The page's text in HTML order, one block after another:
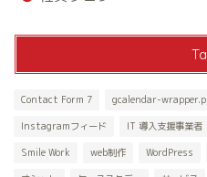
Contact Form 7 gcalendar-
Instagramフィード IT 導入支援事業者
Smile Work web制作 WordPress